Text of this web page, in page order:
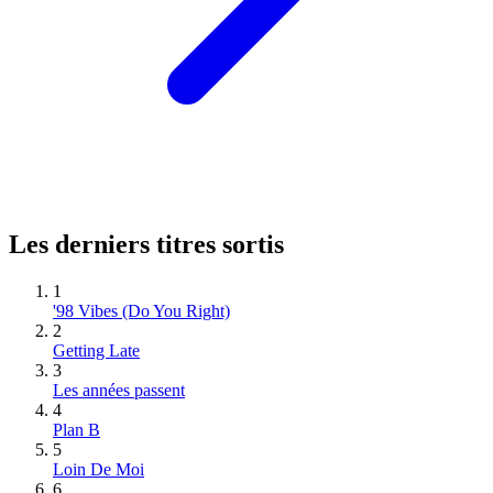
Les derniers titres sortis
1
'98 Vibes (Do You Right)
2
Getting Late
3
Les années passent
4
Plan B
5
Loin De Moi
6